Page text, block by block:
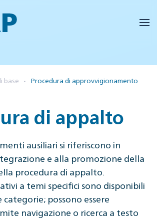
base Procedura di approvvigionamento
di appalto
ausiliari si riferiscono in
e alla promozione della
procedura di appalto.
a temi specifici sono disponibili
possono essere
navigazione o ricerca a testo